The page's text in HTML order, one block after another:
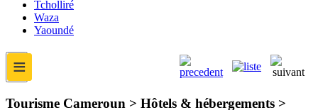
Tcholliré
Waza
Yaoundé
≡
Tourisme Cameroun > Hôtels & hébergements >